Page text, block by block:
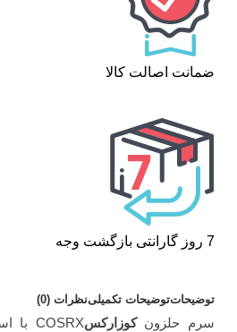
ضمانت اصالت کالا
7 روز گارانتی بازگشت وجه
توضیحاتتوضیحات تکمیلینظرات (0)
سرم حلزونکوزارکس